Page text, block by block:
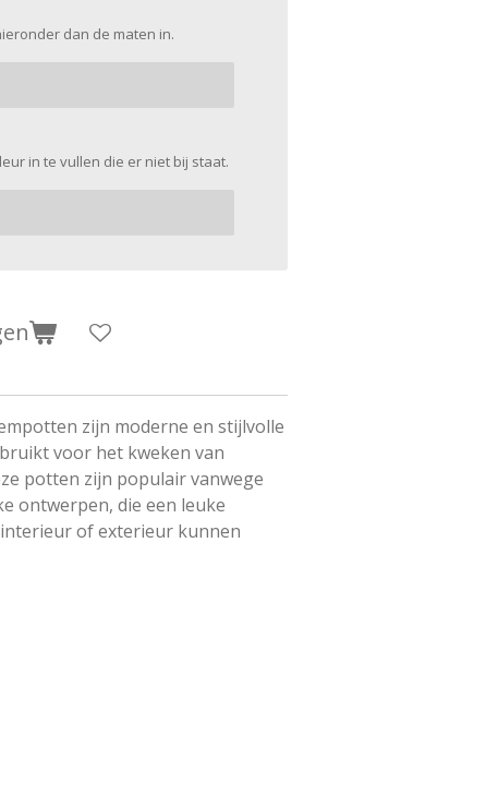
dan de maten in.
in te vullen die er niet bij staat.
zijn moderne en stijlvolle
voor het kweken van
potten zijn populair vanwege
ontwerpen, die een leuke
of exterieur kunnen